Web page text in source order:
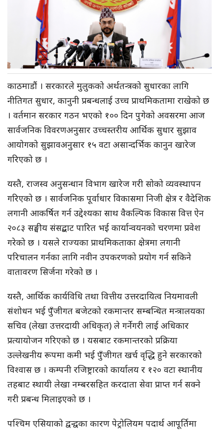
काठमाडौं । सरकारले मुलुकको अर्थतन्त्रको सुधारका लागि
नीतिगत सुधार, कानुनी प्रबन्धलाई उच्च प्राथमिकतामा राखेको छ
। वर्तमान सरकार गठन भएको १०० दिन पुगेको अवसरमा आज
सार्वजनिक विवरणअनुसार उच्चस्तरीय आर्थिक सुधार सुझाव
आयोगको सुझावअनुसार १५ वटा असान्दर्भिक कानुन खारेज
गरिएको छ ।
यस्तै, राजस्व अनुसन्धान विभाग खारेज गरी सोको व्यवस्थापन
गरिएको छ । सार्वजनिक पूर्वाधार विकासमा निजी क्षेत्र र वैदेशिक
लगानी आकर्षित गर्न उद्देश्यका साथ वैकल्पिक विकास वित्त ऐन
२०८३ सङ्घीय संसद्बाट पारित भई कार्यान्वयनको चरणमा प्रवेश
गरेको छ । यसले राज्यका प्राथमिकताका क्षेत्रमा लगानी
परिचालन गर्नका लागि नवीन उपकरणको प्रयोग गर्न सकिने
वातावरण सिर्जना गरेको छ ।
यस्तै, आर्थिक कार्यविधि तथा वित्तीय उत्तरदायित्व नियमावली
संशोधन भई पुँजीगत बजेटको रकमान्तर सम्बन्धित मन्त्रालयका
सचिव (लेखा उत्तरदायी अधिकृत) ले गर्नेगरी लाई अधिकार
प्रत्यायोजन गरिएको छ । यसबाट रकमान्तरको प्रक्रिया
उल्लेखनीय रूपमा कमी भई पुँजीगत खर्च वृद्धि हुने सरकारको
विश्वास छ । कम्पनी रजिष्ट्रारको कार्यालय र १२० वटा स्थानीय
तहबाट स्थायी लेखा नम्बरसहित करदाता सेवा प्राप्त गर्न सक्ने
गरी प्रबन्ध मिलाइएको छ ।
पश्चिम एसियाको द्वन्द्वका कारण पेट्रोलियम पदार्थ आपूर्तिमा